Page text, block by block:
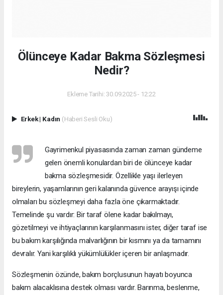
Ölünceye Kadar Bakma Sözleşmesi
Nedir?
Ekleme Tarihi: 30.09.2025 - 12:22
Erkek| Kadın (Haberi Sesli Oku)
Gayrimenkul piyasasında zaman zaman gündeme
gelen önemli konulardan biri de ölünceye kadar
bakma sözleşmesidir. Özellikle yaşı ilerleyen
bireylerin, yaşamlarının geri kalanında güvence arayışı içinde
olmaları bu sözleşmeyi daha fazla öne çıkarmaktadır.
Temelinde şu vardır: Bir taraf ölene kadar bakılmayı,
gözetilmeyi ve ihtiyaçlarının karşılanmasını ister, diğer taraf ise
bu bakım karşılığında malvarlığının bir kısmını ya da tamamını
devralır. Yani karşılıklı yükümlülükler içeren bir anlaşmadır.
Sözleşmenin özünde, bakım borçlusunun hayatı boyunca
bakım alacaklısına destek olması vardır. Barınma, beslenme,